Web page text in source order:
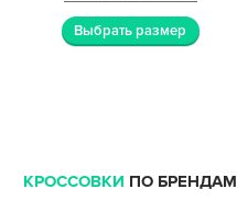
Выбрать размер
КРОССОВКИ ПО БРЕНДАМ